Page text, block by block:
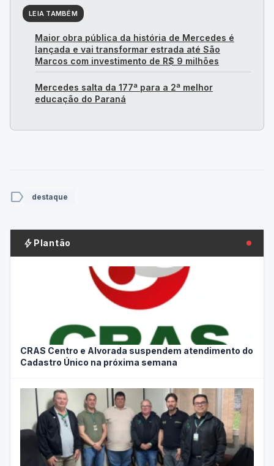
LEIA TAMBÉM
Maior obra pública da história de Mercedes é
lançada e vai transformar estrada até São
Marcos com investimento de R$ 9 milhões
Mercedes salta da 177ª para a 2ª melhor
educação do Paraná
label destaque
bolt Plantão
CRAS Centro e Alvorada suspendem atendimento do
Cadastro Único na próxima semana